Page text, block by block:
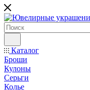
Каталог
Броши
Кулоны
Серьги
Колье